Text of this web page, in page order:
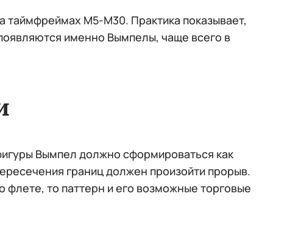
M5-M30. Практика показывает,
именно Вымпелы, чаще всего в
Вымпел должно сформироваться как
границ должен произойти прорыв.
то паттерн и его возможные торговые